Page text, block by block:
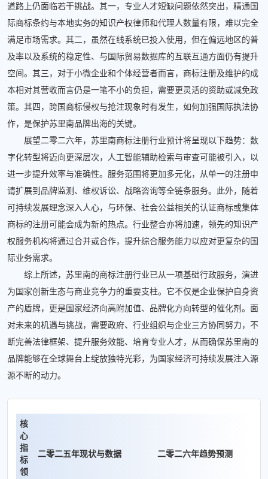
道路上仍面临若干挑战。其一，专业人才短缺问题依然突出，精通国
际商标条约与本地实务的知识产权律师和代理人数量有限，难以完全
满足市场需求。其二，虽然在线系统已投入使用，但在偏远地区的普
及率以及系统的稳定性、与国际贸易数据库的互联互通方面仍有提升
空间。其三，对于小微企业和个体经营者而言，商标注册及维护的成
本相对其营收而言仍是一笔不小的负担，需要更灵活的资助或减免政
策。其四，跨国商标侵权与抢注现象时有发生，如何加强国际执法协
作，是保护苏里南品牌出海的关键。
展望二零二六年，苏里南商标注册行业预计将呈现以下趋势：数
字化转型将迈向更深层次，人工智能辅助检索与审查可能被引入，以
进一步提升效率与准确性。服务范围将更加多元化，从单一的注册申
请扩展到品牌监测、维权诉讼、战略咨询等全链条服务。此外，随着
可持续发展理念深入人心，与环保、社会公益相关的认证商标或集体
商标的注册可能会成为新的热点。行业整合亦将加速，领先的知识产
权服务机构将通过合并或合作，提升综合服务能力以应对更复杂的国
际业务需求。
综上所述，苏里南的商标注册行业已从一项基础行政服务，演进
为国家创新生态与商业竞争力的重要支柱。它不仅是企业保护自身资
产的盾牌，更是国家经济向高附加值、品牌化方向转型的催化剂。面
对未来的机遇与挑战，需要政府、行业组织与企业三方协同努力，不
断完善法律框架、提升服务效能、培育专业人才，从而确保苏里南的
品牌能够在全球舞台上绽放独特光彩，为国家经济可持续发展注入源
源不断的动力。
核
心
指
标
领
二零二五年现状与数据 二零二六年趋势预测